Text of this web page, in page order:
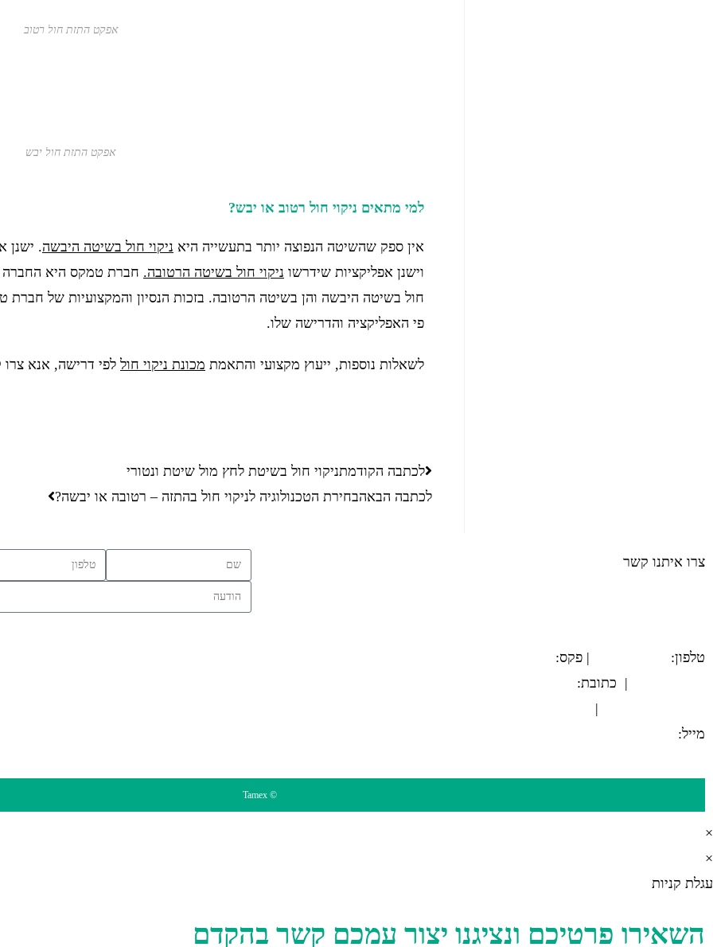
אפקט התזת חול רטוב
אפקט התזת חול יבש
למי מתאים ניקוי חול רטוב או יבש?
אין ספק שהשיטה הנפוצה יותר בתעשייה היא ניקוי חול בשיטה היבשה. ישנן
וישנן אפליקציות שידרשו ניקוי חול בשיטה הרטובה. חברת טמקס היא החברה
חול בשיטה היבשה והן בשיטה הרטובה. בזכות הנסיון והמקצועיות של
פי האפליקציה והדרישה שלו.
לשאלות נוספות, ייעוץ מקצועי והתאמת מכונת ניקוי חול לפי דרישה, אנא צרו
לכתבה הקודמתניקוי חול בשיטת לחץ מול שיטת ונטורי
לכתבה הבאהבחירת הטכנולוגיה לניקוי חול בהתזה – רטובה או יבשה?
צרו איתנו קשר
טלפון:
| פקס:
| כתובת:
|
מייל:
© Tamex
×
×
עגלת קניות
השאירו פרטיכם ונציגנו יצור עמכם קשר בהקדם